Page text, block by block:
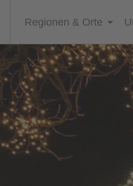
Regionen & Orte